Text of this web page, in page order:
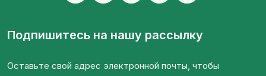
Подпишитесь на нашу рассылку
Оставьте свой адрес электронной почты, чтобы